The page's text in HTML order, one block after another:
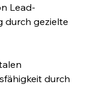
Lead-
durch gezielte
durch